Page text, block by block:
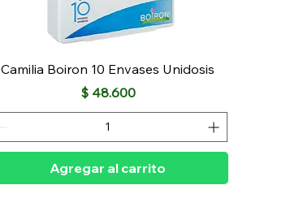
Camilia Boiron 10 Envases Unidosis
Precio
$ 48.600
Agregar al carrito